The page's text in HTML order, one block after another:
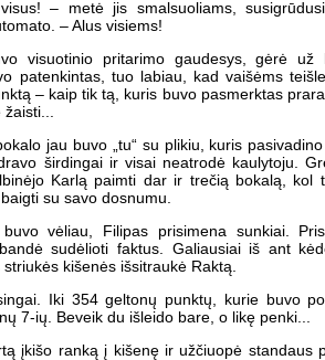
– metė jis smalsuoliams,
– Alus visiems!
visuotinio pritarimo gaudesys, gėrė už
patenkintas, tuo labiau, kad vaišėms
– kaip tik tą, kuris buvo pasmerktas
jau buvo „tu“ su plikiu, kuris
širdingai ir visai neatrodė kaulytoju.
Karlą paimti dar ir trečią bokalą, kol
su savo dosnumu.
vėliau, Filipas prisimena sunkiai.
sudėlioti faktus. Galiausiai iš ant
kišenės išsitraukė Raktą.
Iki 354 geltonų punktų, kurie buvo
7-ių. Beveik du išleido bare, o likę penki...
įkišo ranką į kišenę ir užčiuopė standaus